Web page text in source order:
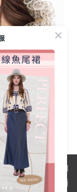
透紗蝴蝶結
網限定
購物須知
全站商品分類